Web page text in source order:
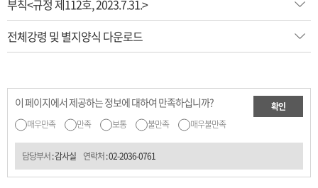
부칙<규정 제112호, 2023.7.31.>
전체강령 및 별지양식 다운로드
이 페이지에서 제공하는 정보에 대하여 만족하십니까?
매우만족 만족 보통 불만족 매우불만족
확인
담당부서: 감사실 연락처:02-2036-0761